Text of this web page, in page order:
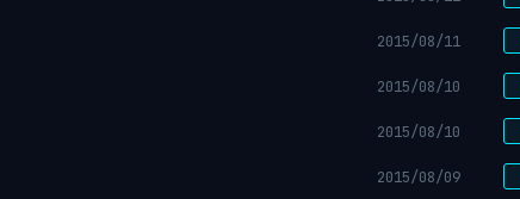
2015/08/11
2015/08/10
2015/08/10
2015/08/09